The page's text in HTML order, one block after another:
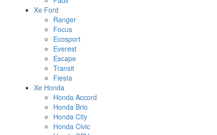
Xe Ford
Ranger
Focus
Ecosport
Everest
Escape
Transit
Fiesta
Xe Honda
Honda Accord
Honda Brio
Honda City
Honda Civic